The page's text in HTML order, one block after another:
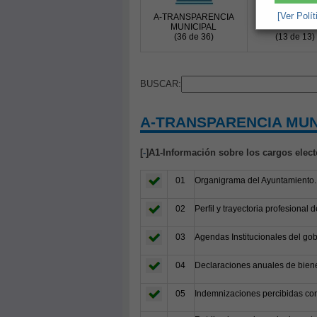
[Ver
A-TRANSPARENCIA
MUNICIPAL
(36 de 36)
B-
(13 de 13)
BUSCAR:
A-TRANSPARENCIA
[-]A1-Información sobre los cargos
01 Organigrama del Ayuntamiento.
02 Perfil y trayectoria profesional
03 Agendas Institucionales del
04 Declaraciones anuales de
05 Indemnizaciones percibidas